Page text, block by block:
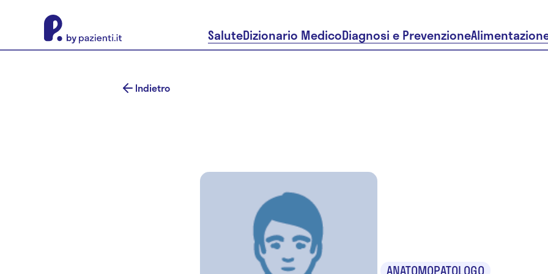
SaluteDizionario MedicoDiagnosi e Prevenzione
Indietro
ANATOMOPATOLOGO